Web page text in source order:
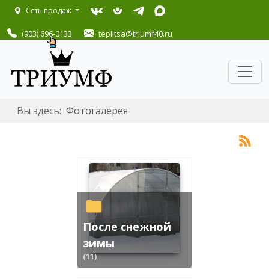
Сеть продаж
(903) 696-0133 teplitsa@triumf40.ru
Вы здесь: Фотогалерея
После снежной
зимы
(11)